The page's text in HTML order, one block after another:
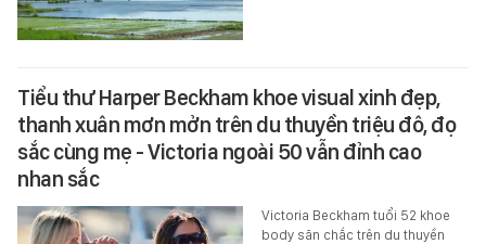
Tiểu thư Harper Beckham khoe visual xinh đẹp,
thanh xuân mơn mởn trên du thuyền triệu đô, đọ
sắc cùng mẹ - Victoria ngoài 50 vẫn đỉnh cao
nhan sắc
Victoria Beckham tuổi 52 khoe
body săn chắc trên du thuyền